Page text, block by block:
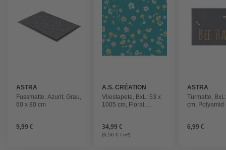
ASTRA
Fussmatte, Azurit, Grau,
60 x 80 cm
9,99 €
A.S. CRÉATION
Vliestapete, BxL: 53 x
1005 cm, Floral,
34,99 €
(6,56 € / m²)
ASTRA
Türmatte,
cm, Polyamid
6,99 €